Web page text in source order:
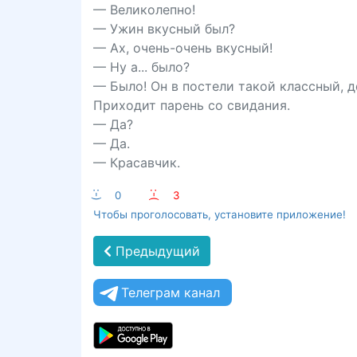
— Великолепно!
— Ужин вкусный был?
— Ах, очень-очень вкусный!
— Ну а... было?
— Было! Он в постели такой классный,
Приходит парень со свидания.
— Да?
— Да.
— Красавчик.
:-) 0 :-(
3
Чтобы проголосовать, установите приложение!
Предыдущий
Телеграм канал